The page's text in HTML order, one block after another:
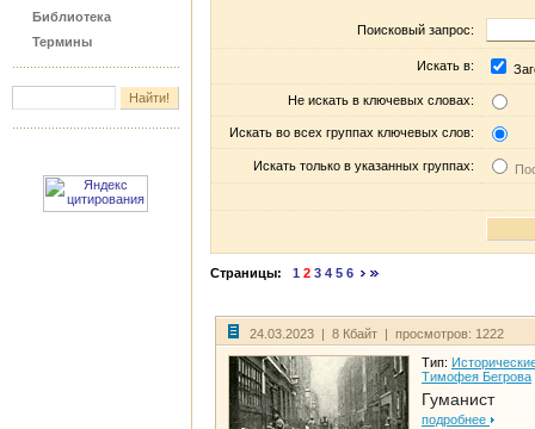
Библиотека
Термины
Поисковый запрос:
Искать в:
Не искать в ключевых словах:
Искать во всех группах ключевых слов:
Искать только в указанных группах:
Страницы: 1 2 3 4 5 6
24.03.2023 | 8 Кбайт | просмотров: 1222
Тип:
Тимофея Бегрова
Гуманист
подробнее